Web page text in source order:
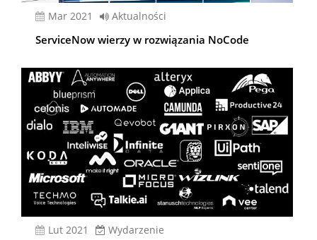
mar 2021 Aktualności
ServiceNow wierzy w rozwiązania NoCode
lut 2021 Wydarzenie